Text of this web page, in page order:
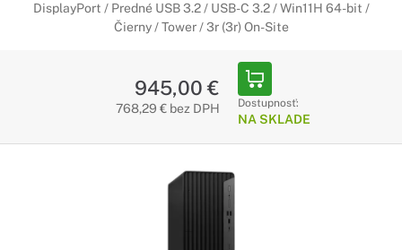
DisplayPort / Predné USB 3.2 / USB-C 3.2 / Win11H 64-bit /
Čierny / Tower / 3r (3r) On-Site
945,00 €
768,29 € bez DPH Dostupnosť:
NA SKLADE